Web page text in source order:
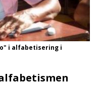
i alfabetisering i